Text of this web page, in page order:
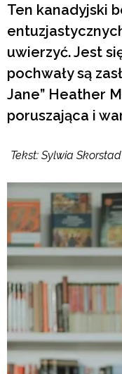
Ten kanadyjski
uwierzyć. Jest
pochwały są
Jane” Heather
poruszająca i
Tekst: Sylwia Skorstad